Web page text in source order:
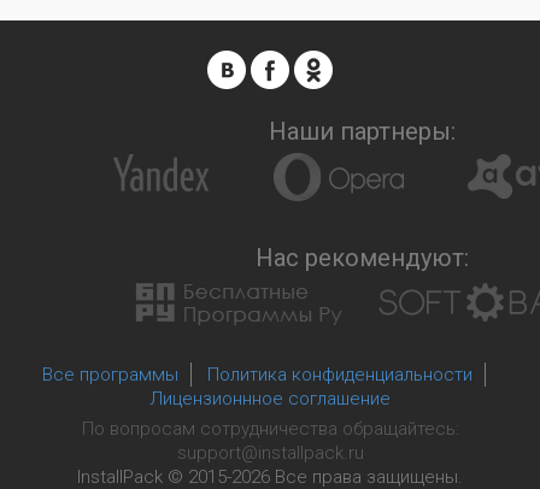
Наши партнеры:
Нас рекомендуют:
Все программы
Политика конфиденциальности
Лицензионнное соглашение
По вопросам сотрудничества обращайтесь:
support@installpack.ru
InstallPack © 2015-2026 Все права защищены.